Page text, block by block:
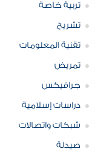
تربية خاصة
تشريح
تقنية المعلومات
تمريض
جرافيكس
دراسات إسلامية
شبكات واتصالات
صيدلة